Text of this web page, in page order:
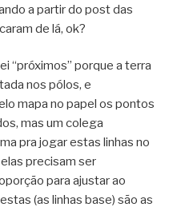
a partir do post das
de lá, ok?
“próximos” porque a terra
nos pólos, e
mapa no papel os pontos
mas um colega
pra jogar estas linhas no
precisam ser
para ajustar ao
(as linhas base) são as